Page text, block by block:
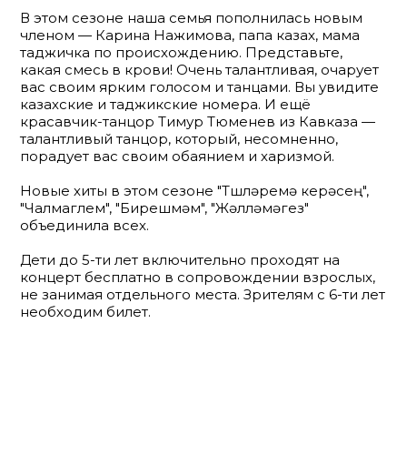
В этом сезоне наша семья пополнилась новым
членом — Карина Нажимова, папа казах, мама
таджичка по происхождению. Представьте,
какая смесь в крови! Очень талантливая, очарует
вас своим ярким голосом и танцами. Вы увидите
казахские и таджикские номера. И ещё
красавчик-танцор Тимур Тюменев из Кавказа —
талантливый танцор, который, несомненно,
порадует вас своим обаянием и харизмой.
Новые хиты в этом сезоне "Төшләремә керәсең",
"Чалмагөлем", "Бирешмәм", "Жәлләмәгез"
объединила всех.
Дети до 5-ти лет включительно проходят на
концерт бесплатно в сопровождении взрослых,
не занимая отдельного места. Зрителям с 6-ти лет
необходим билет.